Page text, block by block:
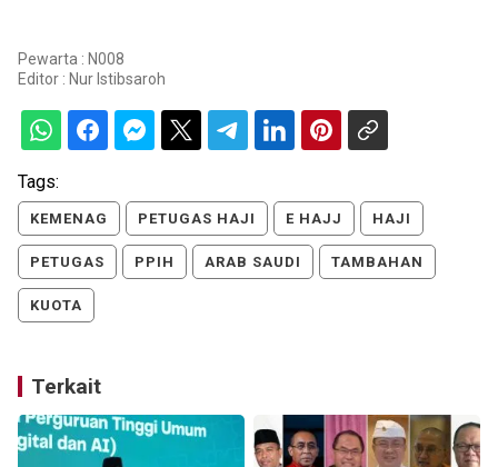
Pewarta : N008
Editor : Nur Istibsaroh
Tags:
KEMENAG PETUGAS HAJI E HAJJ HAJI
PETUGAS PPIH ARAB SAUDI TAMBAHAN
KUOTA
Terkait